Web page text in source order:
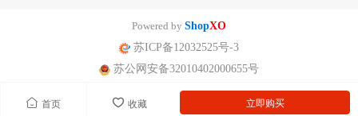
首页 收藏 立即购买
Powered by ShopXO
苏ICP备12032525号-3
苏公网安备32010402000655号